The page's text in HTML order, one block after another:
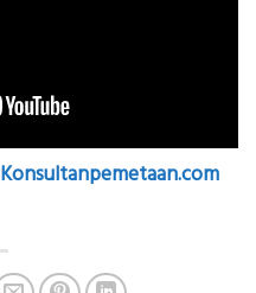
Konsultanpemetaan.com